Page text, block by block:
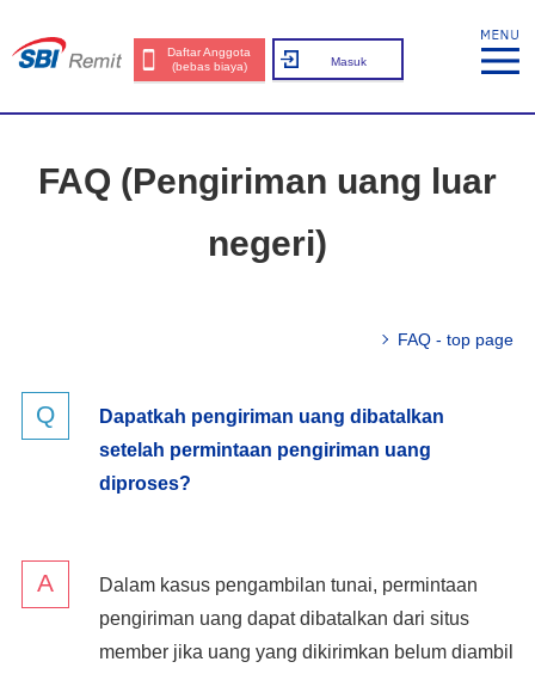
Daftar Anggota
(bebas biaya)
Masuk
FAQ (Pengiriman uang luar
negeri)
FAQ - top page
Dapatkah pengiriman uang dibatalkan
setelah permintaan pengiriman uang
diproses?
Dalam kasus pengambilan tunai, permintaan
pengiriman uang dapat dibatalkan dari situs
member jika uang yang dikirimkan belum diambil